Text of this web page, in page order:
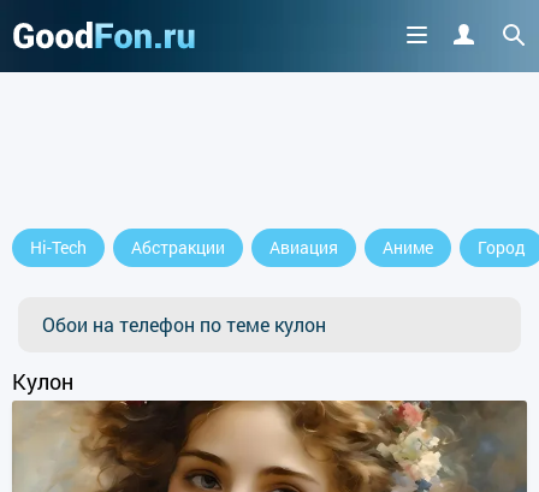
Hi-Tech Абстракции Авиация Аниме Город
Обои на телефон по теме кулон
Кулон